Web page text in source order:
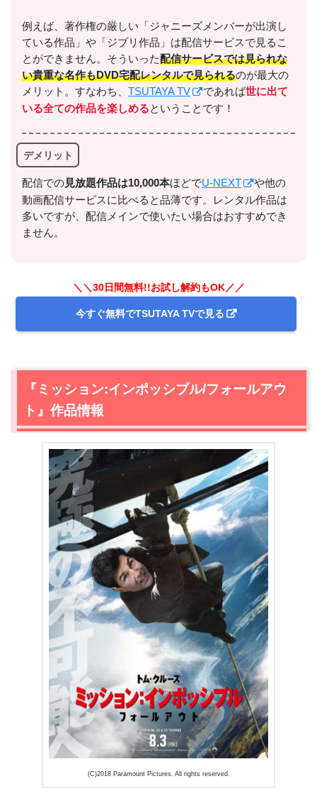
＼＼31日間無料!!お試し解約もOK／／
今すぐ無料でU-NEXTで見る
出典:U-NEXTヘルプセンター
＼＼31日間無料!!お試し解約もOK／／
出典:U-NEXT
例えば、著作権の厳しい「ジャニーズメンバーが出演し
ている作品」や「ジブリ作品」は配信サービスで見るこ
とができません。そういった配信サービスでは見られな
い貴重な名作もDVD宅配レンタルで見られるのが最大の
メリット。すなわち、 TSUTAYA TV であれば世に出て
いる全ての作品を楽しめるということです！
デメリット
配信での⾒放題作品は10,000本ほどでU-NEXT
や他の
動画配信サービスに比べると品薄です。レンタル作品は
多いですが、配信メインで使いたい場合はおすすめでき
ません。
＼＼30日間無料!!お試し解約もOK／／
今すぐ無料でTSUTAYA TVで見る
『ミッション:インポッシブル/フォールアウ
ト』作品情報
(C)2018 Paramount Pictures. All rights reserved.